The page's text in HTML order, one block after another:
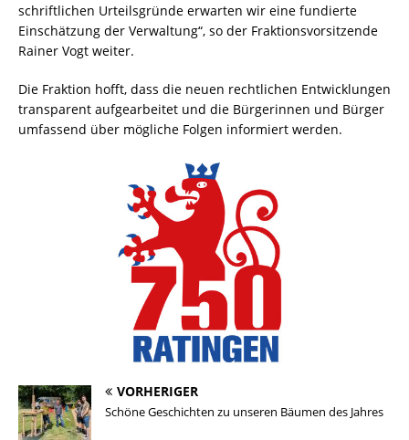
schriftlichen Urteilsgründe erwarten wir eine fundierte
Einschätzung der Verwaltung“, so der Fraktionsvorsitzende
Rainer Vogt weiter.
Die Fraktion hofft, dass die neuen rechtlichen Entwicklungen
transparent aufgearbeitet und die Bürgerinnen und Bürger
umfassend über mögliche Folgen informiert werden.
VORHERIGER
Schöne Geschichten zu unseren Bäumen des Jahres